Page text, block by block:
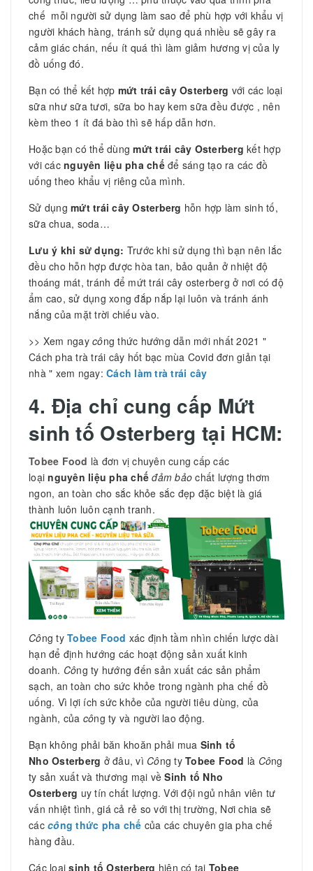
chế mỗi người sử dụng làm sao để phù hợp với khẩu vị
người khách hàng, tránh sử dụng quá nhiều sẽ gây ra
cảm giác chán, nếu ít quá thì làm giảm hương vị của ly
đồ uống đó.
Bạn có thể kết hợp mứt trái cây Osterberg với các loại
sữa như sữa tươi, sữa bo hay kem sữa đều được , nên
kèm theo 1 ít đá bào thì sẽ hấp dẫn hơn.
Hoặc bạn có thể dùngmứt trái cây Osterberg kết hợp
với các nguyên liệu pha chếđể sáng tạo ra các đồ
uống theo khẩu vị riêng của mình.
Sử dụng mứt trái cây Osterberg hỗn hợp làm sinh tố,
sữa chua, soda…
Lưu ý khi sử dụng: Trước khi sử dụng thì bạn nên lắc
đều cho hỗn hợp được hòa tan, bảo quản ở nhiệt độ
thoáng mát, tránh để mứt trái cây osterberg ở nơi có độ
ẩm cao, sử dụng xong đắp nắp lại luôn và tránh ánh
nắng của mặt trời chiếu vào.
>> Xem ngay công thức hướng dẫn mới nhất 2021 "
Cách pha trà trái cây hốt bạc mùa Covid đơn giản tại
nhà " xem ngay: Cách làm trà trái cây
4. Địa chỉ cung cấp Mứt
sinh tố Osterberg tại HCM:
Tobee Food là đơn vị chuyên cung cấp các
loạinguyên liệu phachế đảm bảo chất lượng thơm
ngon, an toàn cho sắc khỏe sắc đẹp đặc biệt là giá
thành luôn luôn cạnh tranh.
Công ty Tobee Food xác định tầm nhìn chiến lược dài
hạn để định hướng các hoạt động sản xuất kinh
doanh. Công ty hướng đến sản xuất các sản phẩm
sạch, an toàn cho sức khỏe trong ngành pha chế đồ
uống. Vì lợi ích sức khỏe của người tiêu dùng, của
ngành, của công ty và người lao động.
Bạn không phải băn khoăn phải mua Sinh tố
Nho Osterberg ở đâu, vì Công tyTobee Food là Công
ty sản xuất và thương mại vềSinh tố Nho
Osterberg uy tín chất lượng. Với đội ngủ nhân viên tư
vấn nhiệt tình, giá cả rẻ so với thị trường, Nơi chia sẽ
các công thức pha chế của các chuyên gia pha chế
hàng đầu.
Các loạisinh tố Osterberg hiện có tại Tobee